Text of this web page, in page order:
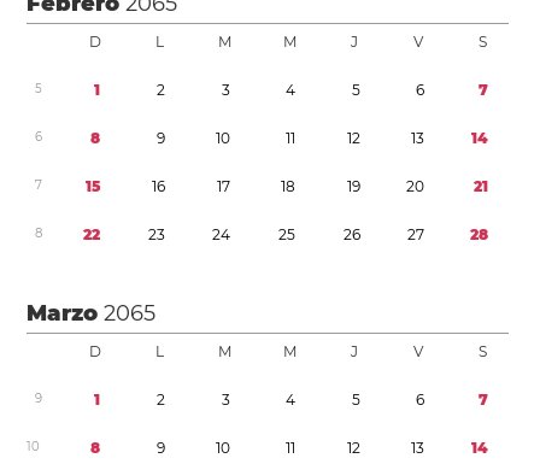
D L M M J V S
5 1 2 3 4 5 6 7
6 8 9 10 11 12 13 14
7 15 16 17 18 19 20 21
8 22 23 24 25 26 27 28
Marzo2065
D L M M J V S
9 1 2 3 4 5 6 7
10 8 9 10 11 12 13 14